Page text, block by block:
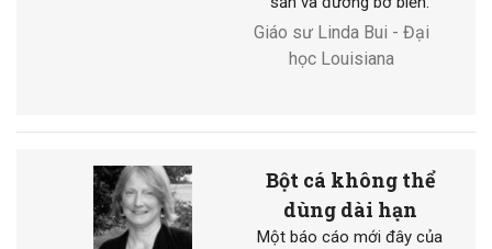
Giáo sư Linda Bui - Đại
học Louisiana
Bột cá không thể
dùng dài hạn
Một báo cáo mới đây của